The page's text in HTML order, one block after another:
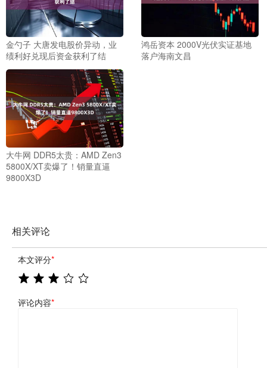
金勺子 大唐发电股价异动，业
绩利好兑现后资金获利了结
鸿岳资本 2000V光伏实证基地
落户海南文昌
大牛网 DDR5太贵：AMD Zen3
5800X/XT卖爆了！销量直逼
9800X3D
相关评论
本文评分*
评论内容*